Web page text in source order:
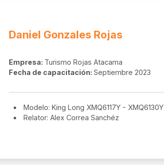
Daniel Gonzales Rojas
Empresa: Turismo Rojas Atacama
Fecha de capacitación: Septiembre 2023
Modelo: King Long XMQ6117Y - XMQ6130Y
Relator: Alex Correa Sanchéz